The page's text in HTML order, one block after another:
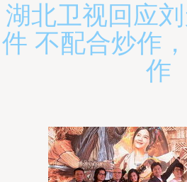
湖北卫视回应
件 不配合炒作
作